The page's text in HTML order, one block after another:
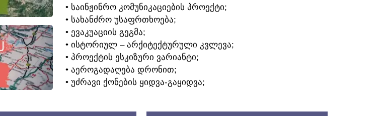
• ᲡᲐᲘᲜᲟᲘᲜᲠᲝ ᲙᲝᲛᲣᲜᲘᲙᲐᲪᲘᲔᲑᲘᲡ ᲞᲠᲝᲔᲥᲢᲘ;
• ᲡᲐᲮᲐᲜᲫᲠᲝ ᲣᲡᲐᲤᲠᲗᲮᲝᲔᲑᲐ;
• ᲔᲕᲐᲙᲣᲐᲪᲘᲘᲡ ᲒᲔᲒᲛᲐ;
• ᲘᲡᲢᲝᲠᲘᲣᲚ – ᲐᲠᲥᲘᲢᲔᲥᲢᲣᲠᲣᲚᲘ ᲙᲕᲚᲔᲕᲐ;
• ᲞᲠᲝᲔᲥᲢᲘᲡ ᲔᲡᲙᲘᲖᲣᲠᲘ ᲕᲐᲠᲘᲐᲜᲢᲘ;
• ᲐᲔᲠᲝᲒᲐᲓᲐᲦᲔᲑᲐ ᲓᲠᲝᲜᲘᲗ;
• ᲣᲫᲠᲐᲕᲘ ᲥᲝᲜᲔᲑᲘᲡ ᲧᲘᲓᲕᲐ-ᲒᲐᲧᲘᲓᲕᲐ;